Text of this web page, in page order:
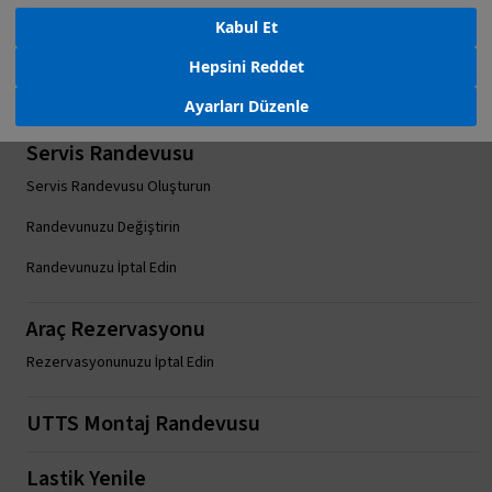
Ayarları Düzenle
Hepsini Reddet
Kabul Et
Servis Randevusu
Servis Randevusu Oluşturun
Randevunuzu Değiştirin
Randevunuzu İptal Edin
Araç Rezervasyonu
Rezervasyonunuzu İptal Edin
UTTS Montaj Randevusu
Lastik Yenile